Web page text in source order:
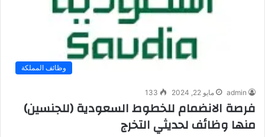
وظائف المملكة
admin مايو 22, 2024 133
فرصة الانضمام للخطوط السعودية (للجنسين)
منها وظائف لحديثي التخرج